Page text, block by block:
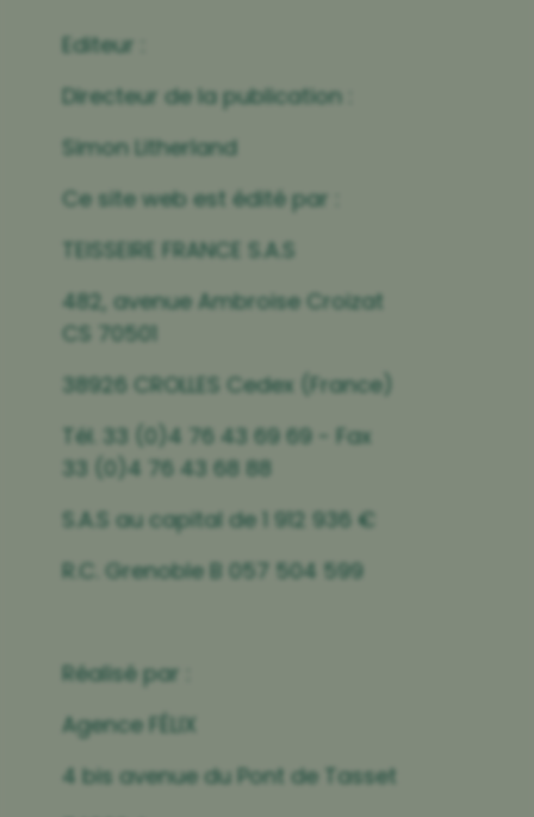
Editeur :
Directeur de la publication :
Simon Litherland
Ce site web est édité par :
TEISSEIRE FRANCE S.A.S
482, avenue Ambroise Croizat
CS 70501
38926 CROLLES Cedex (France)
Tél. 33 (0)4 76 43 69 69 - Fax
33 (0)4 76 43 68 88
S.A.S au capital de 1 912 936 €
R.C. Grenoble B 057 504 599
Réalisé par :
Agence FÉLIX
4 bis avenue du Pont de Tasset